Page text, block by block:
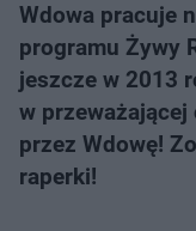
Wdowa pracuje
programu Żywy
jeszcze w 2013
w
przez Wdowę!
raperki!